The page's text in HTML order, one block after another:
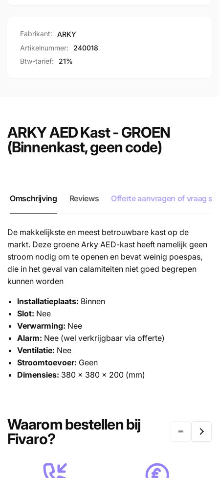
Fabrikant:
ARKY
Artikelnummer:
240018
Btw-tarief:
21%
ARKY AED Kast - GROEN
(Binnenkast, geen code)
Omschrijving Reviews Offerte aanvragen of vraag
De makkelijkste en meest betrouwbare kast op de
markt. Deze groene Arky AED-kast heeft namelijk geen
stroom nodig om te openen en bevat weinig poespas,
die in het geval van calamiteiten niet goed begrepen
kunnen worden
Installatieplaats: Binnen
Slot: Nee
Verwarming: Nee
Alarm: Nee (wel verkrijgbaar via offerte)
Ventilatie: Nee
Stroomtoevoer: Geen
Dimensies: 380 x 380 x 200 (mm)
Waarom bestellen bij
Fivaro?